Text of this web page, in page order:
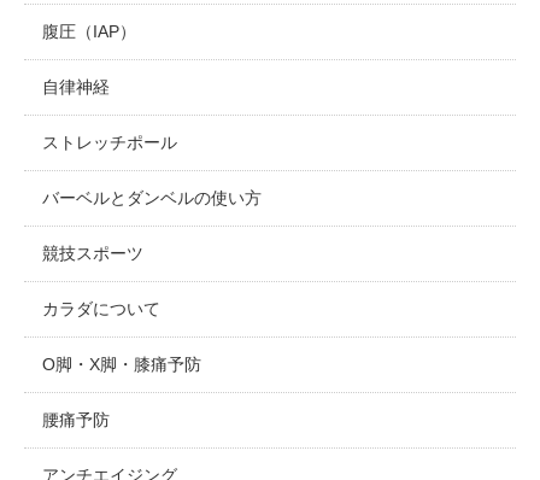
腹圧（IAP）
自律神経
ストレッチポール
バーベルとダンベルの使い方
競技スポーツ
カラダについて
O脚・X脚・膝痛予防
腰痛予防
アンチエイジング